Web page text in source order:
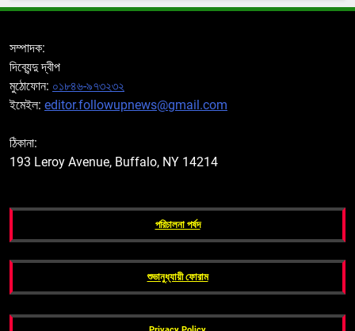
সম্পাদক:
দিব্যেন্দু দ্বীপ
মুঠোফোন: ০১৮৪৬-৯৭৩২৩২
ইমেইল: editor.followupnews@gmail.com
ঠিকানা:
193 Leroy Avenue, Buffalo, NY 14214
পরিচালনা পর্ষদ
শুভানুধ্যায়ী ফোরাম